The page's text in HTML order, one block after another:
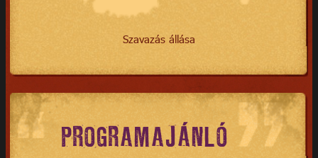
Szavazás állása
PROGRAMAJÁNLÓ